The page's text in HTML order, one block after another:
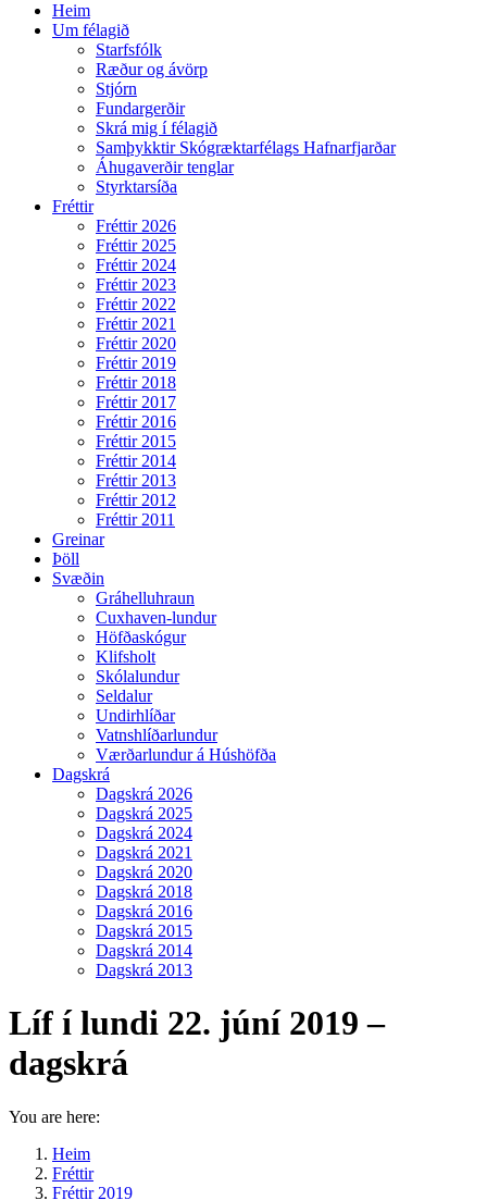
Heim
Um félagið
Starfsfólk
Ræður og ávörp
Stjórn
Fundargerðir
Skrá mig í félagið
Samþykktir Skógræktarfélags Hafnarfjarðar
Áhugaverðir tenglar
Styrktarsíða
Fréttir
Fréttir 2026
Fréttir 2025
Fréttir 2024
Fréttir 2023
Fréttir 2022
Fréttir 2021
Fréttir 2020
Fréttir 2019
Fréttir 2018
Fréttir 2017
Fréttir 2016
Fréttir 2015
Fréttir 2014
Fréttir 2013
Fréttir 2012
Fréttir 2011
Greinar
Þöll
Svæðin
Gráhelluhraun
Cuxhaven-lundur
Höfðaskógur
Klifsholt
Skólalundur
Seldalur
Undirhlíðar
Vatnshlíðarlundur
Værðarlundur á Húshöfða
Dagskrá
Dagskrá 2026
Dagskrá 2025
Dagskrá 2024
Dagskrá 2021
Dagskrá 2020
Dagskrá 2018
Dagskrá 2016
Dagskrá 2015
Dagskrá 2014
Dagskrá 2013
Líf í lundi 22. júní 2019 –
dagskrá
You are here:
Heim
Fréttir
Fréttir 2019